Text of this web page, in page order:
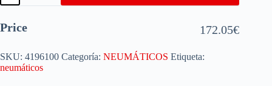
Price 172.05€
SKU: 4196100 Categoría: NEUMÁTICOS Etiqueta:
neumáticos